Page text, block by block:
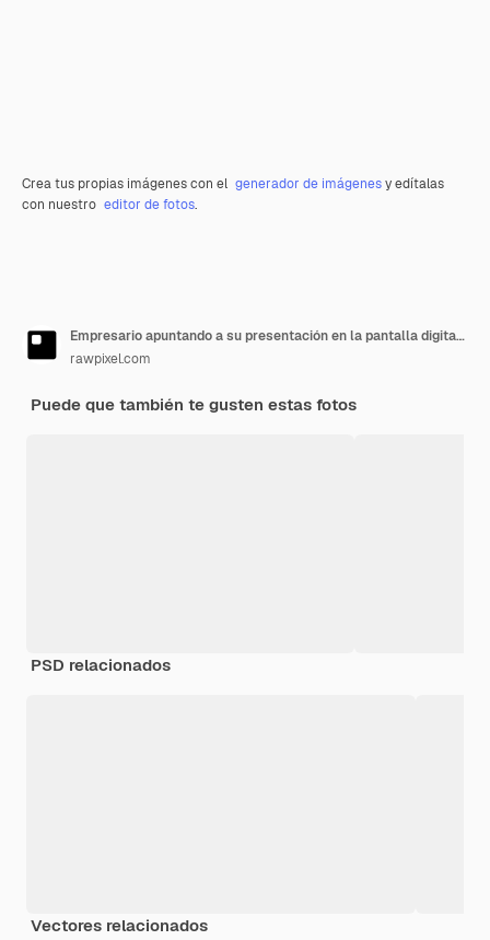
Crea tus propias imágenes con el generador de imágenesy edítalas
con nuestro editor de fotos.
Empresario apuntando a su presentación en la pantalla digital futurista
rawpixel.com
Puede que también te gusten estas fotos
PSD relacionados
Vectores relacionados